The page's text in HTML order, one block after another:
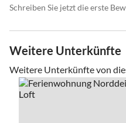
Schreiben Sie jetzt die erste
Weitere Unterkünfte
Weitere Unterkünfte von